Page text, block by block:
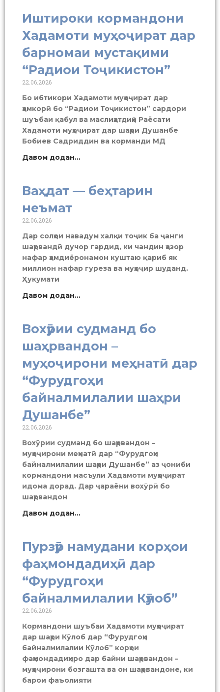
Иштироки кормандони
Хадамоти муҳоҷират дар
барномаи мустақими
“Радиои Тоҷикистон”
22.06.2026
Бо ибтикори Хадамоти муҳоҷират дар
ҳамкорӣ бо “Радиои Тоҷикистон” сардори
шуъбаи қабул ва маслиҳатдиҳӣ Раёсати
Хадамоти муҳоҷират дар шаҳри Душанбе
Бобиев Садриддин ва корманди МД
Давом додан...
Ваҳдат — беҳтарин
неъмат
22.06.2026
Дар солҳои навадум халқи тоҷик ба ҷанги
шаҳрвандӣ дучор гардид, ки чандин ҳазор
нафар ҳамдиёронамон куштаю қариб як
миллион нафар гуреза ва муҳоҷир шуданд.
Ҳукумати
Давом додан...
Вохӯрии судманд бо
шаҳрвандон –
муҳоҷирони меҳнатӣ дар
“Фурудгоҳи
байналмилалии шаҳри
Душанбе”
22.06.2026
Вохӯрии судманд бо шаҳрвандон –
муҳоҷирони меҳнатӣ дар “Фурудгоҳи
байналмилалии шаҳри Душанбе” аз ҷониби
кормандони масъули Хадамоти муҳоҷират
идома дорад. Дар ҷараёни вохӯрӣ бо
шаҳрвандон
Давом додан...
Пурзӯр намудани корҳои
фаҳмондадиҳӣ дар
“Фурудгоҳи
байналмилалии Кӯлоб”
22.06.2026
Кормандони шуъбаи Хадамоти муҳоҷират
дар шаҳри Кӯлоб дар “Фурудгоҳи
байналмилалии Кӯлоб” корҳои
фаҳмондадиҳиро дар байни шаҳрвандон –
муҳоҷирони бозгашта ва он шаҳрвандоне, ки
барои фаъолияти